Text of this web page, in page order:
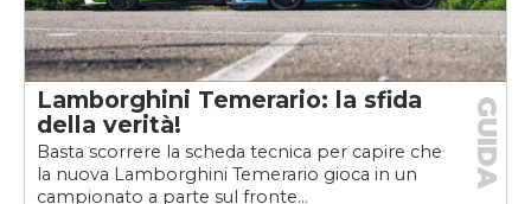
Lamborghini Temerario: la sfida
della verità!
Basta scorrere la scheda tecnica per capire che
la nuova Lamborghini Temerario gioca in un
campionato a parte sul fronte...
GUIDA